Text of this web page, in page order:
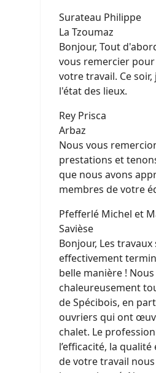
Surateau Philippe
La Tzoumaz
Bonjour, Tout
vous remercier
votre travail. Ce
l'état des lieux.
Rey Prisca
Arbaz
Nous vous
prestations et
que nous avons
membres de votre
Pfefferlé Michel et
Savièse
Bonjour, Les
effectivement
belle manière !
chaleureusement
de Spécibois, en
ouvriers qui ont
chalet. Le
l’efficacité, la
de votre travail nous